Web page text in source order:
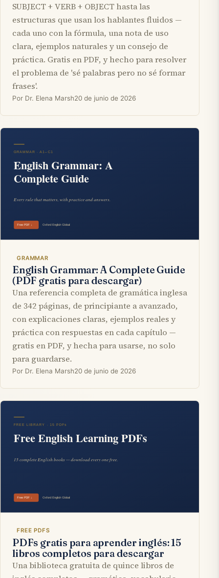
SUBJECT + VERB + OBJECT hasta las
estructuras que usan los hablantes fluidos —
cada uno con la fórmula, una nota de uso
clara, ejemplos naturales y un consejo de
práctica. Gratis en PDF, y hecho para resolver
el problema de 'sé palabras pero no sé formar
frases'.
Por Dr. Elena Marsh20 de junio de 2026
GRAMMAR
English Grammar: A Complete Guide
(PDF gratis para descargar)
Una referencia completa de gramática inglesa
de 342 páginas, de principiante a avanzado,
con explicaciones claras, ejemplos reales y
práctica con respuestas en cada capítulo —
gratis en PDF, y hecha para usarse, no solo
para guardarse.
Por Dr. Elena Marsh20 de junio de 2026
FREE PDFS
PDFs gratis para aprender inglés: 15
libros completos para descargar
Una biblioteca gratuita de quince libros de